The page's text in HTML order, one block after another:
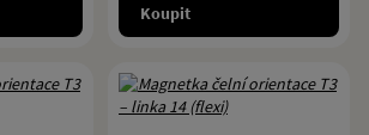
Koupit